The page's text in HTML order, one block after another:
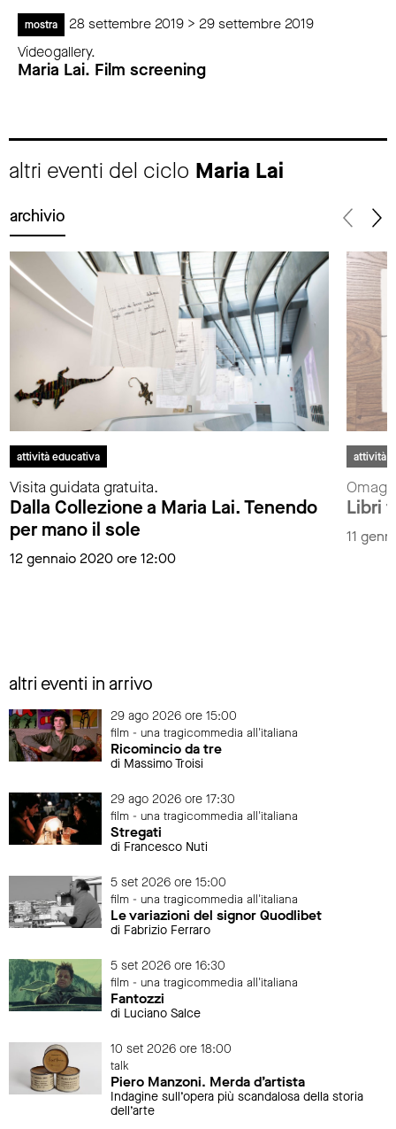
mostra
28 settembre 2019 > 29 settembre 2019
Videogallery.
Maria Lai. Film screening
altri eventi del ciclo Maria Lai
archivio
attività educativa
Visita guidata gratuita.
Dalla Collezione a Maria Lai. Tenendo
per mano il sole
12 gennaio 2020 ore 12:00
attività
Libri
11
altri eventi in arrivo
29 ago 2026 ore 15:00
film - una tragicommedia all'italiana
Ricomincio da tre
di Massimo Troisi
29 ago 2026 ore 17:30
film - una tragicommedia all'italiana
Stregati
di Francesco Nuti
5 set 2026 ore 15:00
film - una tragicommedia all'italiana
Le variazioni del signor Quodlibet
di Fabrizio Ferraro
5 set 2026 ore 16:30
film - una tragicommedia all'italiana
Fantozzi
di Luciano Salce
10 set 2026 ore 18:00
talk
Piero Manzoni. Merda d’artista
Indagine sull’opera più scandalosa della storia
dell’arte